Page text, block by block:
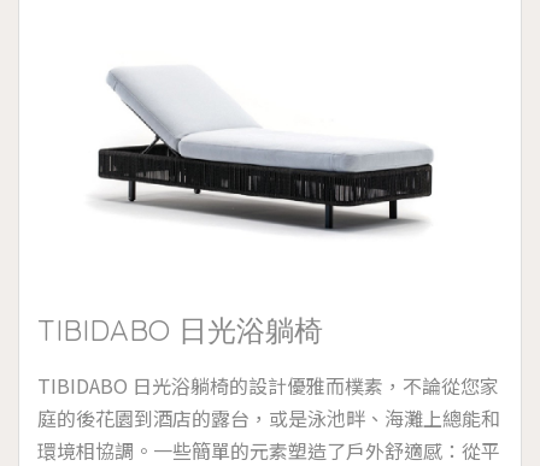
TIBIDABO 日光浴躺椅
TIBIDABO 日光浴躺椅的設計優雅而樸素，不論從您家
庭的後花園到酒店的露台，或是泳池畔、海灘上總能和
環境相協調。一些簡單的元素塑造了戶外舒適感：從平